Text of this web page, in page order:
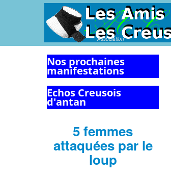
Association
Nos prochaines
manifestations
Echos Creusois
d'antan
5 femmes
attaquées par le
loup